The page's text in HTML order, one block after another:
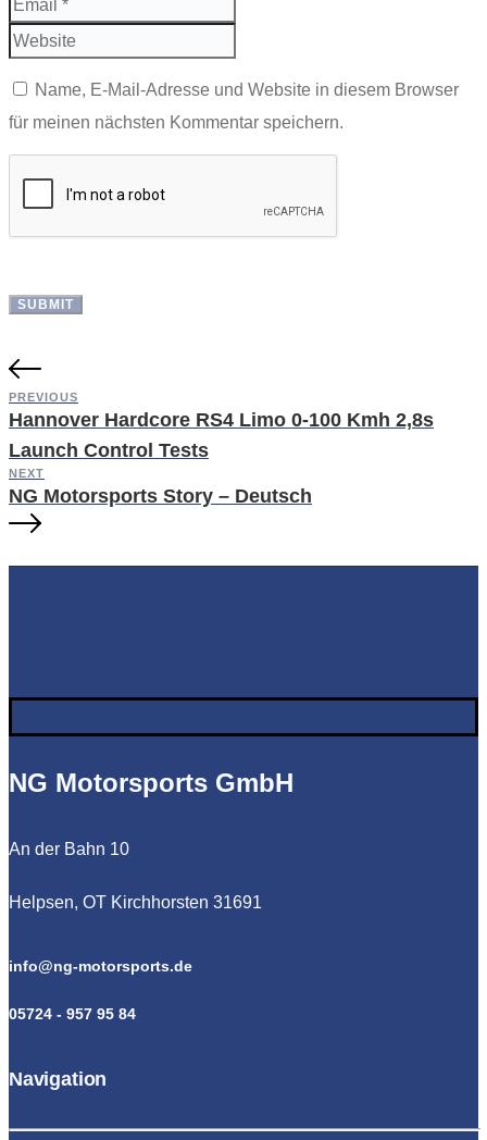
Name, E-Mail-Adresse und Website in diesem Browser
für meinen nächsten Kommentar speichern.
PREVIOUS
Hannover Hardcore RS4 Limo 0-100 Kmh 2,8s
Launch Control Tests
NEXT
NG Motorsports Story – Deutsch
NG Motorsports GmbH
An der Bahn 10
Helpsen, OT Kirchhorsten 31691
info@ng-motorsports.de
05724 - 957 95 84
Navigation